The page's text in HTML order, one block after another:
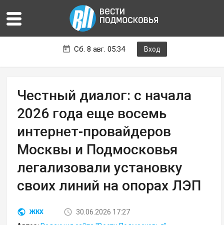
Сб. 8 авг. 05:34 Вход
Честный диалог: с начала
2026 года еще восемь
интернет-провайдеров
Москвы и Подмосковья
легализовали установку
своих линий на опорах ЛЭП
ЖКХ
30.06.2026 17:27